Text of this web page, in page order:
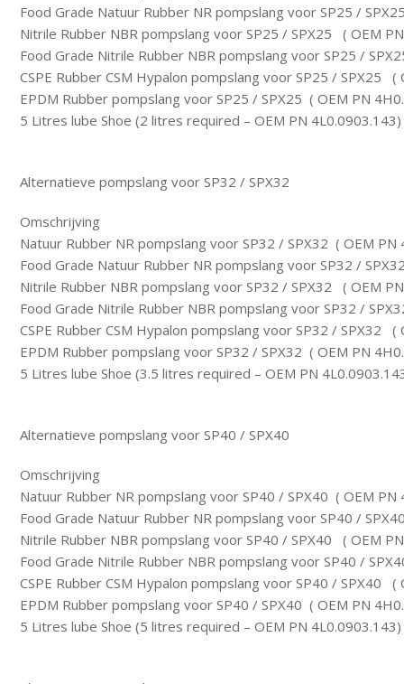
Food Grade Natuur Rubber NR pompslang voor SP25 /
Nitrile Rubber NBR pompslang voor SP25 / SPX25 ( OEM
Food Grade Nitrile Rubber NBR pompslang voor SP25 /
CSPE Rubber CSM Hypalon pompslang voor SP25 / SPX25
EPDM Rubber pompslang voor SP25 / SPX25 ( OEM PN
5 Litres lube Shoe (2 litres required – OEM PN 4L0.0903.143)
Alternatieve pompslang voor SP32 / SPX32
Omschrijving
Natuur Rubber NR pompslang voor SP32 / SPX32 ( OEM PN
Food Grade Natuur Rubber NR pompslang voor SP32 /
Nitrile Rubber NBR pompslang voor SP32 / SPX32 ( OEM
Food Grade Nitrile Rubber NBR pompslang voor SP32 /
CSPE Rubber CSM Hypalon pompslang voor SP32 / SPX32
EPDM Rubber pompslang voor SP32 / SPX32 ( OEM PN
5 Litres lube Shoe (3.5 litres required – OEM PN
Alternatieve pompslang voor SP40 / SPX40
Omschrijving
Natuur Rubber NR pompslang voor SP40 / SPX40 ( OEM PN
Food Grade Natuur Rubber NR pompslang voor SP40 /
Nitrile Rubber NBR pompslang voor SP40 / SPX40 ( OEM
Food Grade Nitrile Rubber NBR pompslang voor SP40 /
CSPE Rubber CSM Hypalon pompslang voor SP40 / SPX40
EPDM Rubber pompslang voor SP40 / SPX40 ( OEM PN
5 Litres lube Shoe (5 litres required – OEM PN 4L0.0903.143)